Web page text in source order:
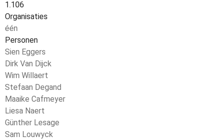
1.106
Organisaties
één
Personen
Sien Eggers
Dirk Van Dijck
Wim Willaert
Stefaan Degand
Maaike Cafmeyer
Liesa Naert
Günther Lesage
Sam Louwyck